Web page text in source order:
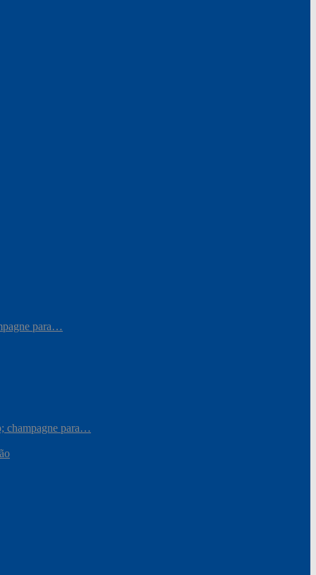
para…
champagne para…